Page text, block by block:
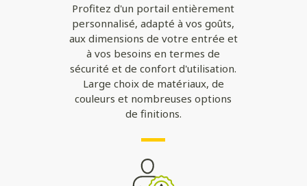
Profitez d'un portail entièrement
personnalisé, adapté à vos goûts,
aux dimensions de votre entrée et
à vos besoins en termes de
sécurité et de confort d'utilisation.
Large choix de matériaux, de
couleurs et nombreuses options
de finitions.